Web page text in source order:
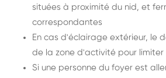
situées à proximité du nid, et
correspondantes
En cas d'éclairage extérieur, le
de la zone d'activité pour
Si une personne du foyer est